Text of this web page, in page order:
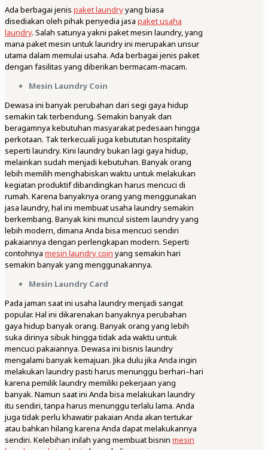
Ada berbagai jenis paket laundryyang biasa
disediakan oleh pihak penyedia jasa paket usaha
laundry. Salah satunya yakni paket mesin laundry, yang
mana paket mesin untuk laundry ini merupakan unsur
utama dalam memulai usaha. Ada berbagai jenis paket
dengan fasilitas yang diberikan bermacam-macam.
Mesin Laundry Coin
Dewasa ini banyak perubahan dari segi gaya hidup
semakin tak terbendung. Semakin banyak dan
beragamnya kebutuhan masyarakat pedesaan hingga
perkotaan. Tak terkecuali juga kebututan hospitality
seperti laundry. Kini laundry bukan lagi gaya hidup,
melainkan sudah menjadi kebutuhan. Banyak orang
lebih memilih menghabiskan waktu untuk melakukan
kegiatan produktif dibandingkan harus mencuci di
rumah. Karena banyaknya orang yang menggunakan
jasa laundry, hal ini membuat usaha laundry semakin
berkembang. Banyak kini muncul sistem laundry yang
lebih modern, dimana Anda bisa mencuci sendiri
pakaiannya dengan perlengkapan modern. Seperti
contohnya mesin laundry coin yang semakin hari
semakin banyak yang menggunakannya.
Mesin Laundry Card
Pada jaman saat ini usaha laundry menjadi sangat
popular. Hal ini dikarenakan banyaknya perubahan
gaya hidup banyak orang. Banyak orang yang lebih
suka dirinya sibuk hingga tidak ada waktu untuk
mencuci pakaiannya. Dewasa ini bisnis laundry
mengalami banyak kemajuan. Jika dulu jika Anda ingin
melakukan laundry pasti harus menunggu berhari–hari
karena pemilik laundry memiliki pekerjaan yang
banyak. Namun saat ini Anda bisa melakukan laundry
itu sendiri, tanpa harus menunggu terlalu lama. Anda
juga tidak perlu khawatir pakaian Anda akan tertukar
atau bahkan hilang karena Anda dapat melakukannya
sendiri. Kelebihan inilah yang membuat bisnin mesin